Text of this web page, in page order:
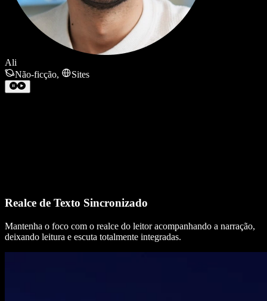
Ali
Não-ficção, Sites
Realce de Texto Sincronizado
Mantenha o foco com o realce do leitor acompanhando a narração,
deixando leitura e escuta totalmente integradas.